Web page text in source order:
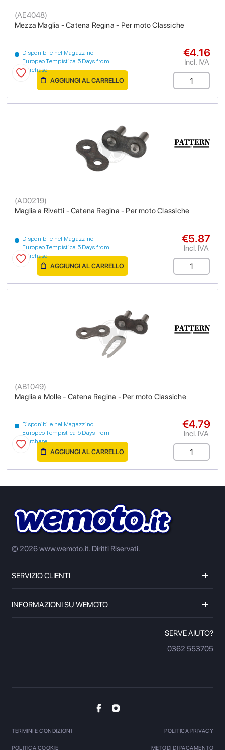
Mezza Maglia - Catena Regina - Per moto Classiche
(AE4048)
Disponibile nel Magazzino
Europeo Tempistica 5 Days from
purchase
€4.16
Incl. IVA
AGGIUNGI AL CARRELLO
Maglia a Rivetti - Catena Regina - Per moto Classiche
(AD0219)
Disponibile nel Magazzino
Europeo Tempistica 5 Days from
purchase
€5.87
Incl. IVA
AGGIUNGI AL CARRELLO
Maglia a Molle - Catena Regina - Per moto Classiche
(AB1049)
Disponibile nel Magazzino
Europeo Tempistica 5 Days from
purchase
€4.79
Incl. IVA
AGGIUNGI AL CARRELLO
© 2026 www.wemoto.it. Diritti Riservati.
SERVIZIO CLIENTI
INFORMAZIONI SU WEMOTO
SERVE AIUTO?
0362 553705
TERMINI E CONDIZIONI POLITICA PRIVACY
POLITICA COOKIE METODI DI PAGAMENTO